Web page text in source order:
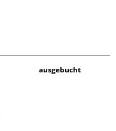
ausgebucht